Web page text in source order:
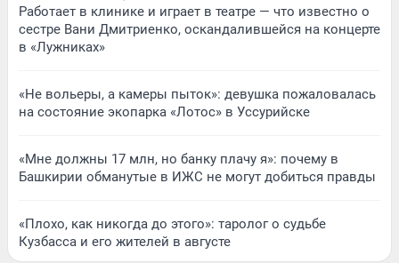
Работает в клинике и играет в театре — что известно о
сестре Вани Дмитриенко, оскандалившейся на концерте
в «Лужниках»
«Не вольеры, а камеры пыток»: девушка пожаловалась
на состояние экопарка «Лотос» в Уссурийске
«Мне должны 17 млн, но банку плачу я»: почему в
Башкирии обманутые в ИЖС не могут добиться правды
«Плохо, как никогда до этого»: таролог о судьбе
Кузбасса и его жителей в августе